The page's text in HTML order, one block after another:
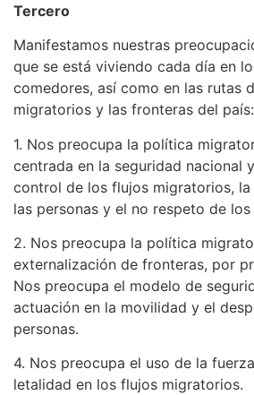
Tercero
Manifestamos nuestras
que se está viviendo cada día en
comedores, así como en las rutas
migratorios y las fronteras del país:
1. Nos preocupa la política
centrada en la seguridad nacional
control de los flujos migratorios,
las personas y el no respeto de los
2. Nos preocupa la política
externalización de fronteras, por
Nos preocupa el modelo de
actuación en la movilidad y el
personas.
4. Nos preocupa el uso de la
letalidad en los flujos migratorios.